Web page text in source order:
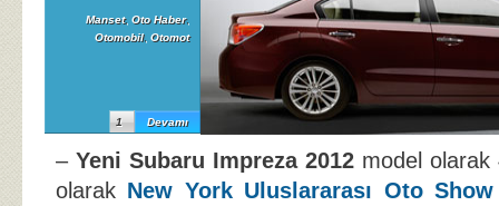
Manset, Oto Haber,
Otomobil, Otomot
Devamı
1
– Yeni Subaru Impreza 2012 model olarak
olarak New York Uluslararası Oto Show